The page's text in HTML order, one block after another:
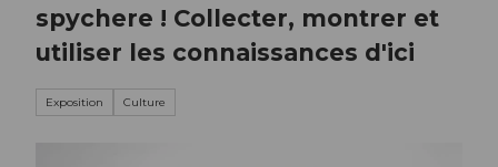
spychere ! Collecter, montrer et
utiliser les connaissances d'ici
Exposition Culture